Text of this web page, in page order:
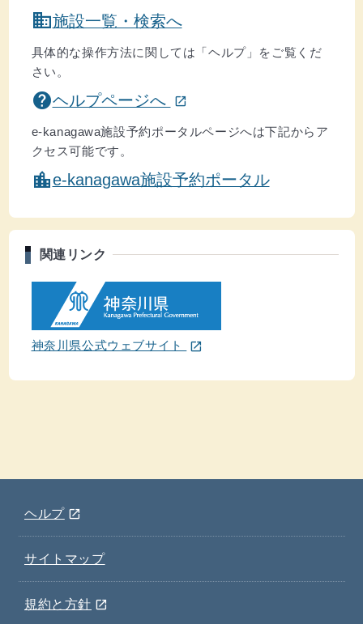
domain施設一覧・検索へ
具体的な操作方法に関しては「ヘルプ」をご覧くだ
さい。
helpヘルプページへ open_in_new
e-kanagawa施設予約ポータルページへは下記からア
クセス可能です。
location_citye-kanagawa施設予約ポータル
関連リンク
神奈川県公式ウェブサイト open_in_new
ヘルプ open_in_new
サイトマップ
規約と方針 open_in_new